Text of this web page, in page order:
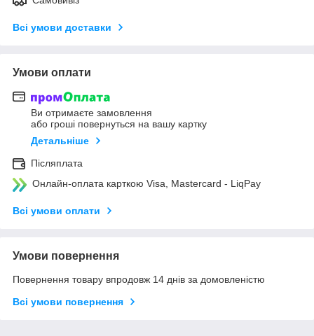
Всі умови доставки
Умови оплати
Ви отримаєте замовлення
або гроші повернуться на вашу картку
Детальніше
Післяплата
Онлайн-оплата карткою Visa, Mastercard - LiqPay
Всі умови оплати
Умови повернення
Повернення товару впродовж 14 днів за домовленістю
Всі умови повернення